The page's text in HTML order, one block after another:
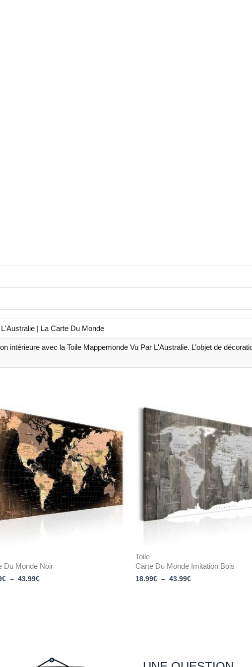
| La Carte Du Monde
intérieure avec la Toile Mappemonde Vu Par L'Australie. L’objet de
Du Monde Noir
€ – 43.99€
de
prix :
18.99€
à
43.99€
Toile
Carte Du Monde Imitation Bois
18.99€ – 43.99€
de
prix :
18.99€
à
43.99€